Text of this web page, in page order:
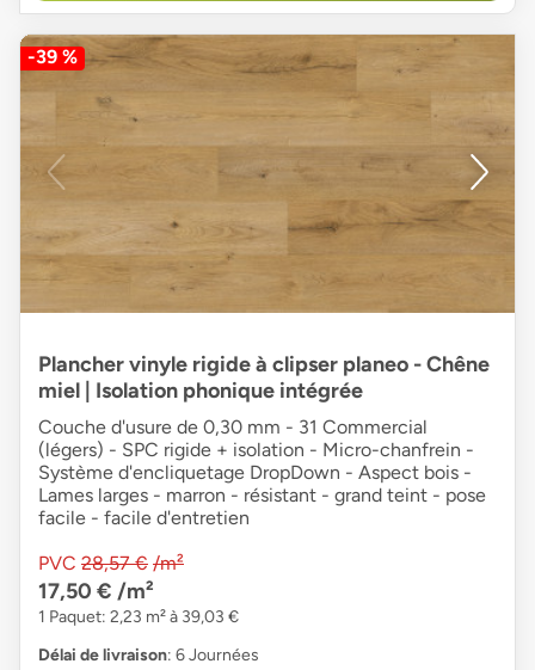
-39 %
Plancher vinyle rigide à clipser planeo - Chêne
miel | Isolation phonique intégrée
Couche d'usure de 0,30 mm - 31 Commercial
(légers) - SPC rigide + isolation - Micro-chanfrein -
Système d'encliquetage DropDown - Aspect bois -
Lames larges - marron - résistant - grand teint - pose
facile - facile d'entretien
PVC 28,57 € /m²
17,50 € /m²
1 Paquet: 2,23 m² à 39,03 €
Délai de livraison: 6 Journées